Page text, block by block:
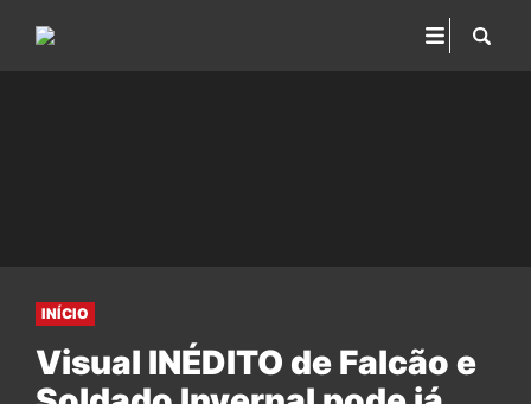
INÍCIO
Visual INÉDITO de Falcão e